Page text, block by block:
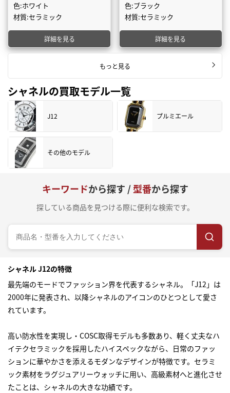
色:ホワイト
材質:セラミック
詳細を見る
色:ブラック
材質:セラミック
詳細を見る
もっと見る
シャネルの買取モデル一覧
J12 プルミエール
その他のモデル
キーワードから探す /型番から探す
探している商品を見つける際に便利な検索です。
シャネル J12の特徴
最先端のモードでファッション界を代表するシャネル。「J12」は
2000年に発表され、以降シャネルのアイコンのひとつとして愛さ
れています。
高い防水性を実現し・COSC取得モデルも多数あり、軽く丈夫なハ
イテクセラミックを採用したハイスペックながら、日常のファッ
ションに華やかさを添えるモダンなデザインが特徴です。セラミ
ック素材をラグジュアリーウォッチに用い、高級素材へと進化させ
たことは、シャネルの大きな功績です。